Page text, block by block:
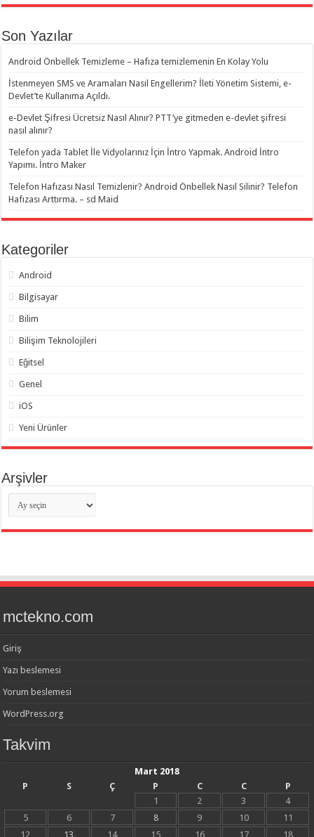
Son Yazılar
Android Önbellek Temizleme – Hafıza temizlemenin En Kolay Yolu
İstenmeyen SMS ve Aramaları Nasıl Engellerim? İleti Yönetim Sistemi, e-
Devlet’te Kullanıma Açıldı.
e-Devlet Şifresi Ücretsiz Nasıl Alınır? PTT’ye gitmeden e-devlet şifresi
nasıl alınır?
Telefon yada Tablet İle Vidyolarınız İçin İntro Yapmak. Android İntro
Yapımı. İntro Maker
Telefon Hafızası Nasıl Temizlenir? Android Önbellek Nasıl Silinir? Telefon
Hafızası Arttırma. – sd Maid
Kategoriler
Android
Bilgisayar
Bilim
Bilişim Teknolojileri
Eğitsel
Genel
iOS
Yeni Ürünler
Arşivler
Arşivler
mctekno.com
Giriş
Yazı beslemesi
Yorum beslemesi
WordPress.org
Takvim
Mart 2018
P
S Ç P C C
P
1
2 3
4
5
6 7 8 9 10
11
12
13 14 15 16 17 18